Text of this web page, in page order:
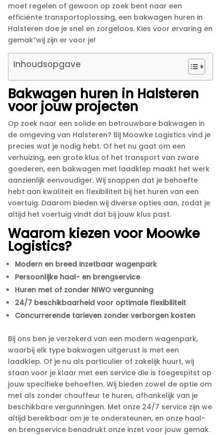
moet regelen of gewoon op zoek bent naar een
efficiënte transportoplossing, een bakwagen huren in
Halsteren doe je snel en zorgeloos.​ Kies voor ervaring en
gemak”wij zijn er voor je!
Inhoudsopgave
Bakwagen huren in Halsteren
voor jouw projecten
Op zoek naar een solide en betrouwbare bakwagen in
de omgeving van Halsteren? Bij Moowke Logistics vind je
precies wat je nodig hebt.​ Of het nu gaat om een
verhuizing, een grote klus of het transport van zware
goederen, een bakwagen met laadklep maakt het werk
aanzienlijk eenvoudiger.​ Wij snappen dat je behoefte
hebt aan kwaliteit en flexibiliteit bij het huren van een
voertuig.​ Daarom bieden wij diverse opties aan, zodat je
altijd het voertuig vindt dat bij jouw klus past.​
Waarom kiezen voor Moowke
Logistics?
Modern en breed inzetbaar wagenpark
Persoonlijke haal- en brengservice
Huren met of zonder NIWO vergunning
24/7 beschikbaarheid voor optimale flexibiliteit
Concurrerende tarieven zonder verborgen kosten
Bij ons ben je verzekerd van een modern wagenpark,
waarbij elk type bakwagen uitgerust is met een
laadklep.​ Of je nu als particulier of zakelijk huurt, wij
staan voor je klaar met een service die is toegespitst op
jouw specifieke behoeften.​ Wij bieden zowel de optie om
met als zonder chauffeur te huren, afhankelijk van je
beschikbare vergunningen.​ Met onze 24/7 service zijn we
altijd bereikbaar om je te ondersteunen, en onze haal-
en brengservice benadrukt onze inzet voor jouw gemak.​